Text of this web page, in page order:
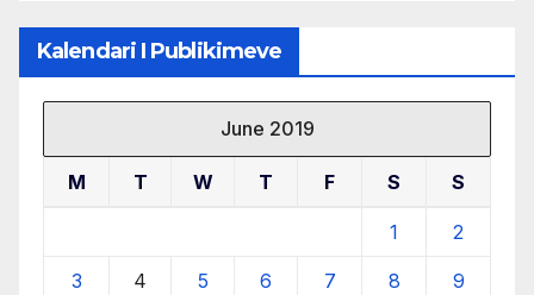
Kalendari I Publikimeve
June 2019
M T W T F S S
1 2
3 4 5 6 7 8 9